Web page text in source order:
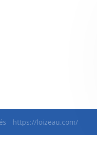
- https://loizeau.com/